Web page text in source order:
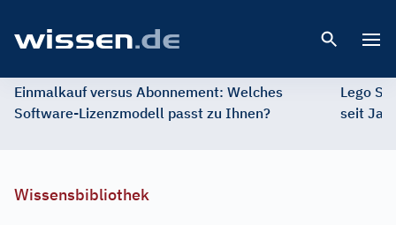
Einmalkauf versus Abonnement: Welches
Software-Lizenzmodell passt zu Ihnen?
Lego
seit
Wissensbibliothek